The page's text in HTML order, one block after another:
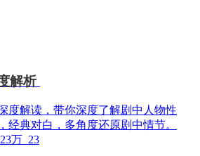
解析
度解读，带你深度了解剧中人物性
经典对白，多角度还原剧中情节。
万 23